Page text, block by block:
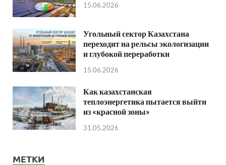
15.06.2026
Угольный сектор Казахстана
переходит на рельсы экологизации
и глубокой переработки
15.06.2026
Как казахстанская
теплоэнергетика пытается выйти
из «красной зоны»
31.05.2026
МЕТКИ